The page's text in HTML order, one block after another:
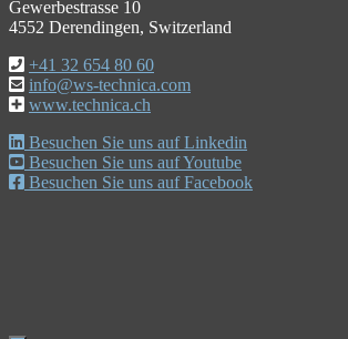
Gewerbestrasse 10
4552 Derendingen, Switzerland
+41 32 654 80 60
info@ws-technica.com
www.technica.ch
Besuchen Sie uns auf Linkedin
Besuchen Sie uns auf Youtube
Besuchen Sie uns auf Facebook